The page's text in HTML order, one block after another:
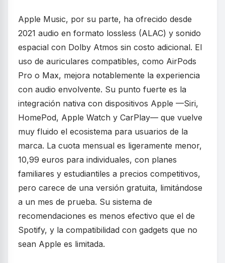
Apple Music, por su parte, ha ofrecido desde
2021 audio en formato lossless (ALAC) y sonido
espacial con Dolby Atmos sin costo adicional. El
uso de auriculares compatibles, como AirPods
Pro o Max, mejora notablemente la experiencia
con audio envolvente. Su punto fuerte es la
integración nativa con dispositivos Apple —Siri,
HomePod, Apple Watch y CarPlay— que vuelve
muy fluido el ecosistema para usuarios de la
marca. La cuota mensual es ligeramente menor,
10,99 euros para individuales, con planes
familiares y estudiantiles a precios competitivos,
pero carece de una versión gratuita, limitándose
a un mes de prueba. Su sistema de
recomendaciones es menos efectivo que el de
Spotify, y la compatibilidad con gadgets que no
sean Apple es limitada.